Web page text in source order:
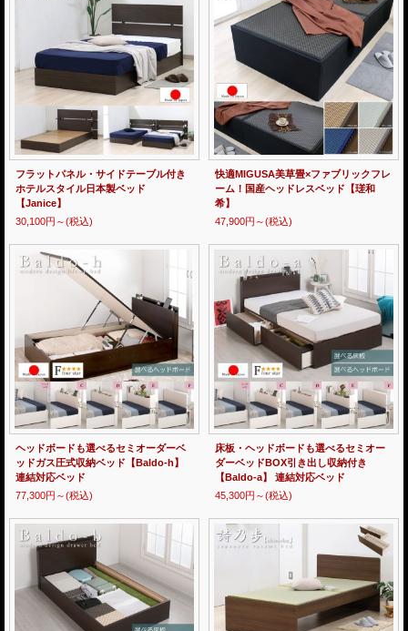
フラットパネル・サイドテーブル付き
ホテルスタイル日本製ベッド
【Janice】
30,100円～(税込)
快適MIGUSA美草畳×ファブリックフレ
ーム！国産ヘッドレスベッド【瑳和
希】
47,900円～(税込)
ヘッドボードも選べるセミオーダーベ
ッドガス圧式収納ベッド【Baldo-h】
連結対応ベッド
77,300円～(税込)
床板・ヘッドボードも選べるセミオー
ダーベッドBOX引き出し収納付き
【Baldo-a】 連結対応ベッド
45,300円～(税込)